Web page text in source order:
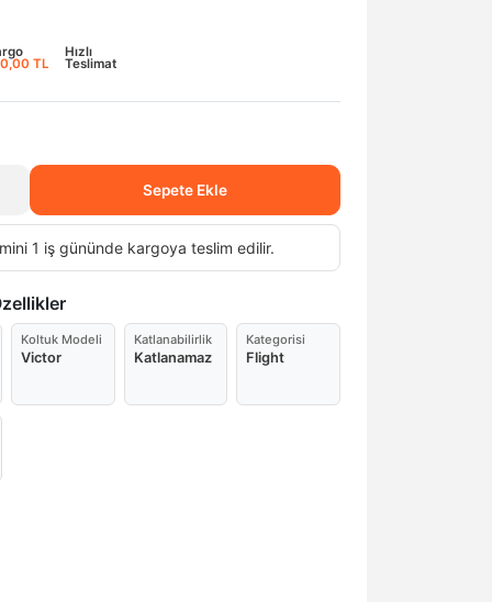
TL
Hızlı
Teslimat
Sepete Ekle
1 iş gününde kargoya teslim edilir.
Koltuk Modeli
Victor
Katlanabilirlik
Katlanamaz
Kategorisi
Flight